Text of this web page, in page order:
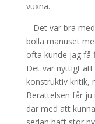
vuxna.
– Det var bra
bolla manuset
ofta kunde jag få
Det var nyttigt
konstruktiv kritik,
Berättelsen får ju
där med att